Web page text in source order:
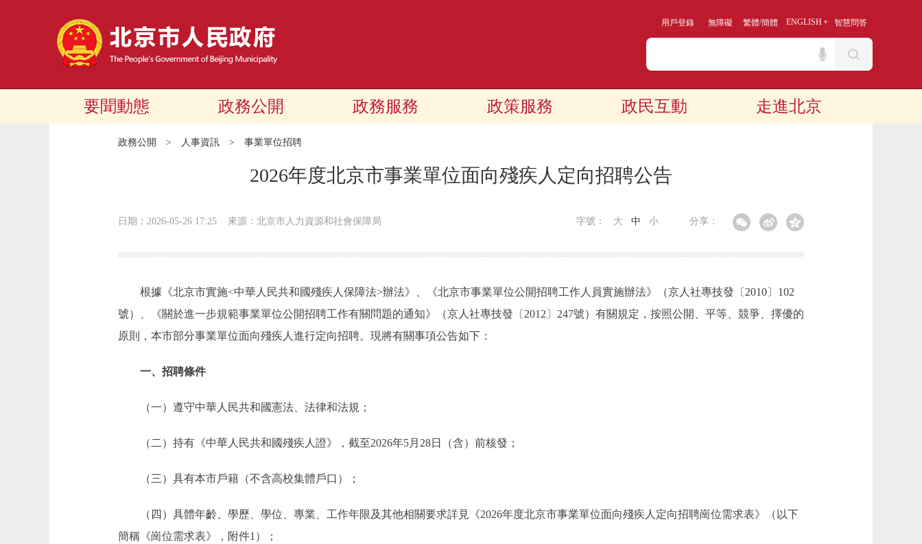
用戶登錄 無障礙 繁體/簡體 ENGLISH 智慧問答
要聞動態 政務公開 政務服務 政策服務 政民互動 走進北京
政務公開 > 人事資訊 > 事業單位招聘
2026年度北京市事業單位面向殘疾人定向招聘公告
日期：2026-05-26 17:25 來源：北京市人力資源和社會保障局 分享：
字號： 大 中 小
根據《北京市實施<中華人民共和國殘疾人保障法>辦法》、《北京市事業單位公開招聘工作人員實施辦法》（京人社專技發〔2010〕102
號）、《關於進一步規範事業單位公開招聘工作有關問題的通知》（京人社專技發〔2012〕247號）有關規定，按照公開、平等、競爭、擇優的
原則，本市部分事業單位面向殘疾人進行定向招聘。現將有關事項公告如下：
一、招聘條件
（一）遵守中華人民共和國憲法、法律和法規；
（二）持有《中華人民共和國殘疾人證》，截至2026年5月28日（含）前核發；
（三）具有本市戶籍（不含高校集體戶口）；
（四）具體年齡、學歷、學位、專業、工作年限及其他相關要求詳見《2026年度北京市事業單位面向殘疾人定向招聘崗位需求表》（以下
簡稱《崗位需求表》，附件1）；